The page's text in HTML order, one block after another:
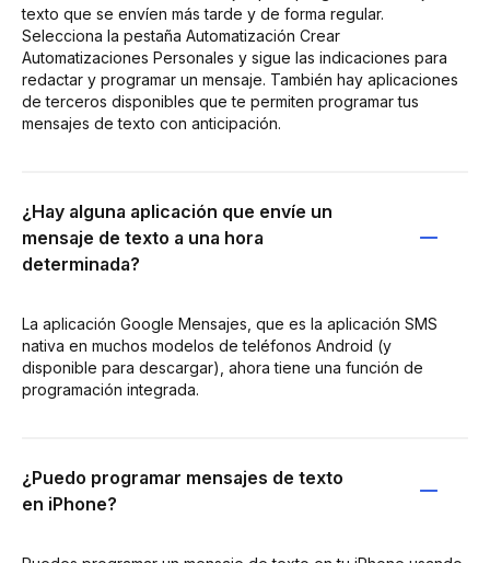
texto que se envíen más tarde y de forma regular.
Selecciona la pestaña Automatización Crear
Automatizaciones Personales y sigue las indicaciones para
redactar y programar un mensaje. También hay aplicaciones
de terceros disponibles que te permiten programar tus
mensajes de texto con anticipación.
¿Hay alguna aplicación que envíe un
mensaje de texto a una hora
determinada?
La aplicación Google Mensajes, que es la aplicación SMS
nativa en muchos modelos de teléfonos Android (y
disponible para descargar), ahora tiene una función de
programación integrada.
¿Puedo programar mensajes de texto
en iPhone?